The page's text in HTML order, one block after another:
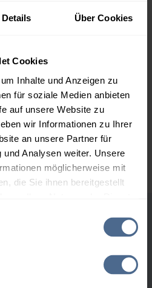
Details Über Cookies
Cookies
Inhalte und Anzeigen zu
für soziale Medien anbieten
auf unsere Website zu
wir Informationen zu Ihrer
an unsere Partner für
Analysen weiter. Unsere
möglicherweise mit
die Sie ihnen bereitgestellt
148,50 €
147,18 €
147,18 €
nach Ö-Norm C 1109 in € / 100
bei einer Lieferstelle.
der